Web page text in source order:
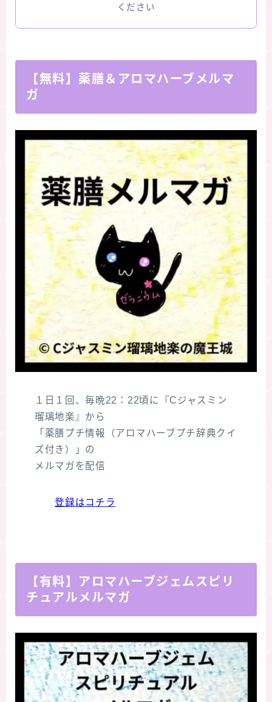
ください
【無料】薬膳＆アロマハーブメルマ
ガ
１日１回、毎晩22：22頃に『Cジャスミン
瑠璃地楽』から
「薬膳プチ情報（アロマハーブプチ辞典クイ
ズ付き）」の
メルマガを配信
登録はコチラ
【有料】アロマハーブジェムスピリ
チュアルメルマガ